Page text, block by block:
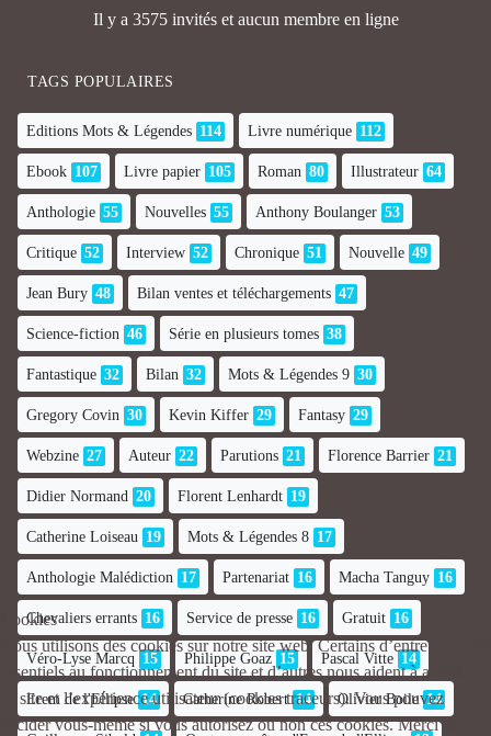
Il y a 3575 invités et aucun membre en ligne
TAGS POPULAIRES
Editions Mots & Légendes 114 Livre numérique 112
Ebook 107 Livre papier 105 Roman 80 Illustrateur 64
Anthologie 55 Nouvelles 55 Anthony Boulanger 53
Critique 52 Interview 52 Chronique 51 Nouvelle 49
Jean Bury 48 Bilan ventes et téléchargements 47
Science-fiction 46 Série en plusieurs tomes 38
Fantastique 32 Bilan 32 Mots & Légendes 9 30
Gregory Covin 30 Kevin Kiffer 29 Fantasy 29
Webzine 27 Auteur 22 Parutions 21 Florence Barrier 21
Didier Normand 20 Florent Lenhardt 19
Catherine Loiseau 19 Mots & Légendes 8 17
Anthologie Malédiction 17 Partenariat 16 Macha Tanguy 16
Chevaliers errants 16 Service de presse 16 Gratuit 16
Véro-Lyse Marcq 15 Philippe Goaz 15 Pascal Vitte 14
Erem de l'Ellipse 14 Catherine Robert 14 Olivier Boile 14
Cookies
Nous utilisons des cookies sur notre site web. Certains d’entre eux sont
essentiels au fonctionnement du site et d’autres nous aident à améliorer
ce site et l’expérience utilisateur (cookies traceurs). Vous pouvez
décider vous-même si vous autorisez ou non ces cookies. Merci de